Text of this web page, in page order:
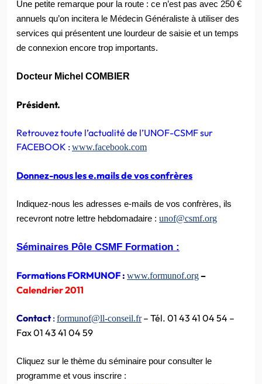
Une petite remarque pour la route : ce n’est pas avec 250 €
annuels qu’on incitera le Médecin Généraliste à utiliser des
services qui présentent une lourdeur de saisie et un temps
de connexion encore trop importants.
Docteur Michel COMBIER
Président.
Retrouvez toute l’actualité de l’UNOF-CSMF sur
FACEBOOK :www.facebook.com
Donnez-nous les e.mails de vos confrères
Indiquez-nous les adresses e-mails de vos confrères, ils
recevront notre lettre hebdomadaire : unof@csmf.org
Séminaires Pôle CSMF Formation :
Formations FORMUNOF : www.formunof.org–
Calendrier 2011
Contact:formunof@ll-conseil.fr– Tél. 01 43 41 04 54 –
Fax 01 43 41 04 59
Cliquez sur le thème du séminaire pour consulter le
programme et vous inscrire :